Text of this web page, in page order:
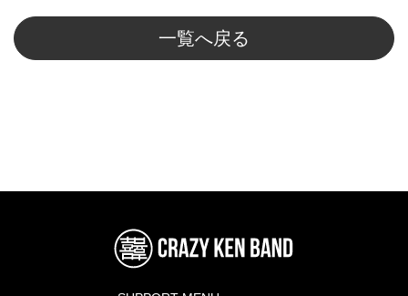
一覧へ戻る